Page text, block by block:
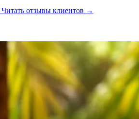
Читать отзывы клиентов →